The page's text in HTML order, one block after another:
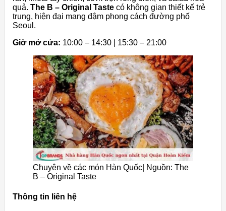
quả. The B – Original Taste có không gian thiết kế trẻ
trung, hiện đại mang đậm phong cách đường phố
Seoul.
Giờ mở cửa: 10:00 – 14:30 | 15:30 – 21:00
Chuyên về các món Hàn Quốc| Nguồn: The
B – Original Taste
Thông tin liên hệ